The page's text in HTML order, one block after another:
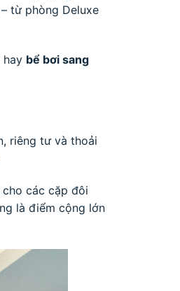
từ phòng Deluxe
hay bể bơi sang
riêng tư và thoải
các cặp đôi
là điểm cộng lớn